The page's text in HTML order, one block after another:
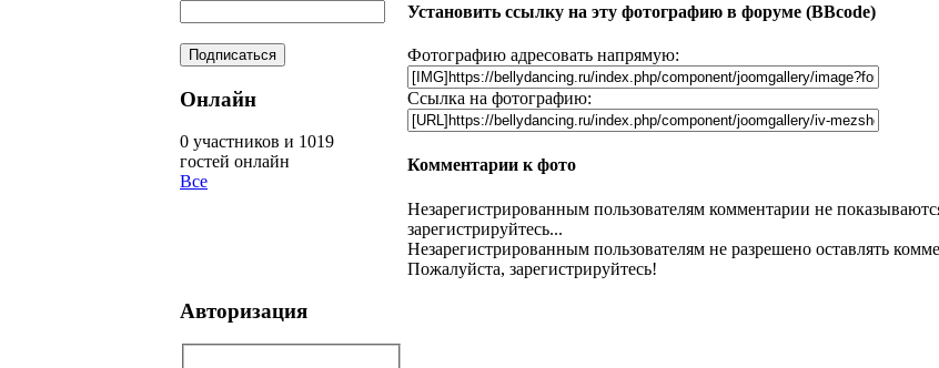
Установить ссылку на эту фотографию в форуме (BBcode)
Фотографию адресовать напрямую:
Ссылка на фотографию:
Комментарии к фото
Незарегистрированным пользователям комментарии не
зарегистрируйтесь...
Незарегистрированным пользователям не разрешено оставлять
Пожалуйста, зарегистрируйтесь!
Онлайн
0 участников и 1019
гостей онлайн
Все
Авторизация